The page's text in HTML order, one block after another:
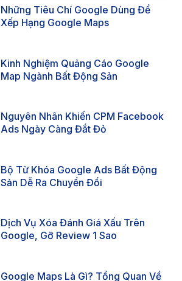
Những Tiêu Chí Google Dùng Để
Xếp Hạng Google Maps
Kinh Nghiệm Quảng Cáo Google
Map Ngành Bất Động Sản
Nguyên Nhân Khiến CPM Facebook
Ads Ngày Càng Đắt Đỏ
Bộ Từ Khóa Google Ads Bất Động
Sản Dễ Ra Chuyển Đổi
Dịch Vụ Xóa Đánh Giá Xấu Trên
Google, Gỡ Review 1 Sao
Google Maps Là Gì? Tổng Quan Về